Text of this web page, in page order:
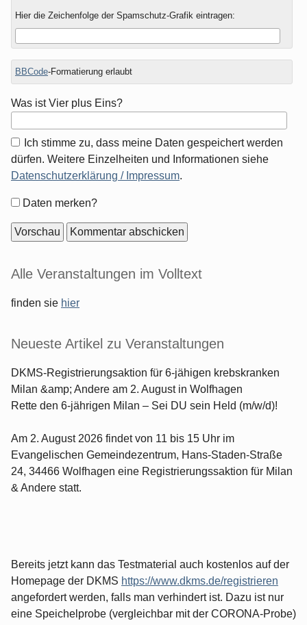
Hier die Zeichenfolge der Spamschutz-Grafik eintragen:
BBCode-Formatierung erlaubt
Was ist Vier plus Eins?
Ich stimme zu, dass meine Daten gespeichert werden
dürfen. Weitere Einzelheiten und Informationen siehe
Datenschutzerklärung / Impressum.
Formular-
Daten merken?
Seitenleiste
Alle Veranstaltungen im Volltext
finden sie hier
Neueste Artikel zu Veranstaltungen
DKMS-Registrierungsaktion für 6-jähigen krebskranken
Milan &amp; Andere am 2. August in Wolfhagen
Rette den 6-jährigen Milan – Sei DU sein Held (m/w/d)!
Am 2. August 2026 findet von 11 bis 15 Uhr im
Evangelischen Gemeindezentrum, Hans-Staden-Straße
24, 34466 Wolfhagen eine Registrierungssaktion für Milan
& Andere statt.
Bereits jetzt kann das Testmaterial auch kostenlos auf der
Homepage der DKMS https://www.dkms.de/registrieren
angefordert werden, falls man verhindert ist. Dazu ist nur
eine Speichelprobe (vergleichbar mit der CORONA-Probe)